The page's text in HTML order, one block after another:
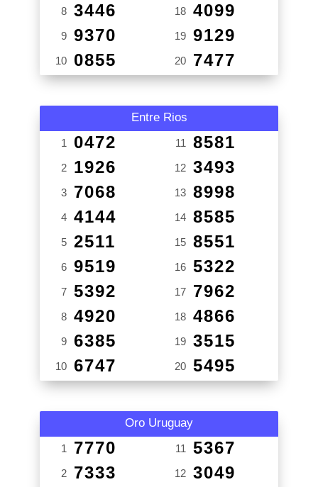
8 3446
9 9370
10 0855
18 4099
19 9129
20 7477
Entre Rios
1 0472
2 1926
3 7068
4 4144
5 2511
6 9519
7 5392
8 4920
9 6385
10 6747
11 8581
12 3493
13 8998
14 8585
15 8551
16 5322
17 7962
18 4866
19 3515
20 5495
Oro Uruguay
1 7770
2 7333
11 5367
12 3049